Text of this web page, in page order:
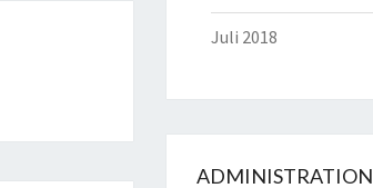
Juli 2018
ADMINISTRATION